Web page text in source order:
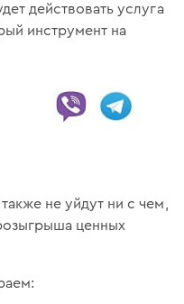
действовать услуга
инструмент на
не уйдут ни с чем,
ценных